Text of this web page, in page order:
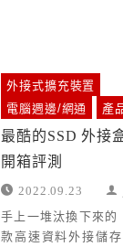
外接式擴充裝置
電腦週邊/網通
產
最酷的SSD 外接
開箱評測
2022.09.23
手上一堆汰換下來
款高速資料外接儲